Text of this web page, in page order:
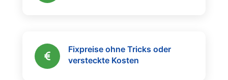
Fixpreise ohne Tricks oder
versteckte Kosten